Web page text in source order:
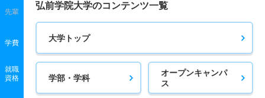
先輩
学費
就職
資格
弘前学院大学のコンテンツ一覧
大学トップ
学部・学科
オープンキャンパ
ス